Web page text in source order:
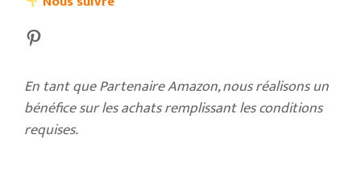
Pinterest
En tant que Partenaire Amazon, nous réalisons un
bénéfice sur les achats remplissant les conditions
requises.